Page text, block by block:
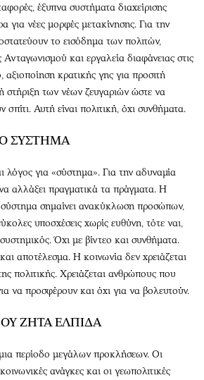
έξυπνα συστήματα διαχείρισης
για νέες μορφές μετακίνησης. Για την
το εισόδημα των πολιτών,
και εργαλεία διαφάνειας στις
αξιοποίηση κρατικής γης για προσιτή
στήριξη των νέων ζευγαριών ώστε να
Αυτή είναι πολιτική, όχι συνθήματα.
ΣΥΣΤΗΜΑ
λόγος για «σύστημα». Για την αδυναμία
αλλάξει πραγματικά τα πράγματα. Η
σύστημα σημαίνει ανακύκλωση προσώπων,
υποσχέσεις χωρίς ευθύνη, τότε ναι,
Όχι με βίντεο και συνθήματα.
αποτέλεσμα. Η κοινωνία δεν χρειάζεται
πολιτικής. Χρειάζεται ανθρώπους που
να προσφέρουν και όχι για να βολευτούν.
ΖΗΤΑ ΕΛΠΙΔΑ
περίοδο μεγάλων προκλήσεων. Οι
ανάγκες και οι γεωπολιτικές